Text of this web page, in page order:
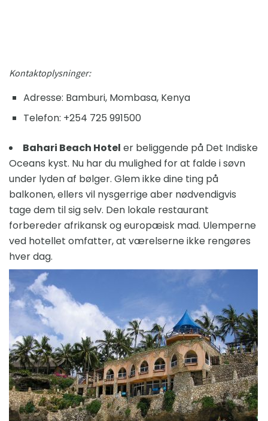
Kontaktoplysninger:
Adresse: Bamburi, Mombasa, Kenya
Telefon: +254 725 991500
Bahari Beach Hotel er beliggende på Det Indiske
Oceans kyst. Nu har du mulighed for at falde i søvn
under lyden af ​​bølger. Glem ikke dine ting på
balkonen, ellers vil nysgerrige aber nødvendigvis
tage dem til sig selv. Den lokale restaurant
forbereder afrikansk og europæisk mad. Ulemperne
ved hotellet omfatter, at værelserne ikke rengøres
hver dag.